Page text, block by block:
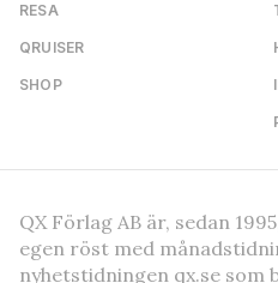
RESA
QRUISER
SHOP
QX Förlag AB är, sedan
egen röst med
nyhetstidningen qx.se som